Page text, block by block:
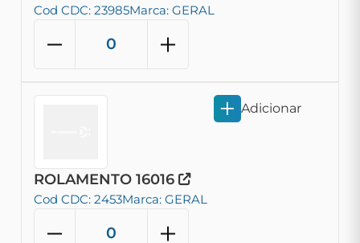
Cod CDC: 23985Marca: GERAL
ROLAMENTO 16016
Cod CDC: 2453Marca: GERAL
Adicionar